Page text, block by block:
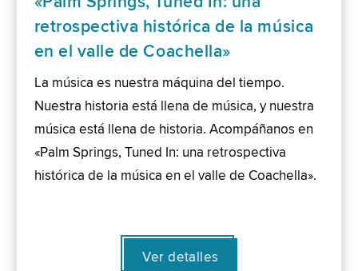
retrospectiva histórica de la música
en el valle de Coachella»
La música es nuestra máquina del tiempo.
Nuestra historia está llena de música, y nuestra
música está llena de historia. Acompáñanos en
«Palm Springs, Tuned In: una retrospectiva
histórica de la música en el valle de Coachella».
Ver detalles